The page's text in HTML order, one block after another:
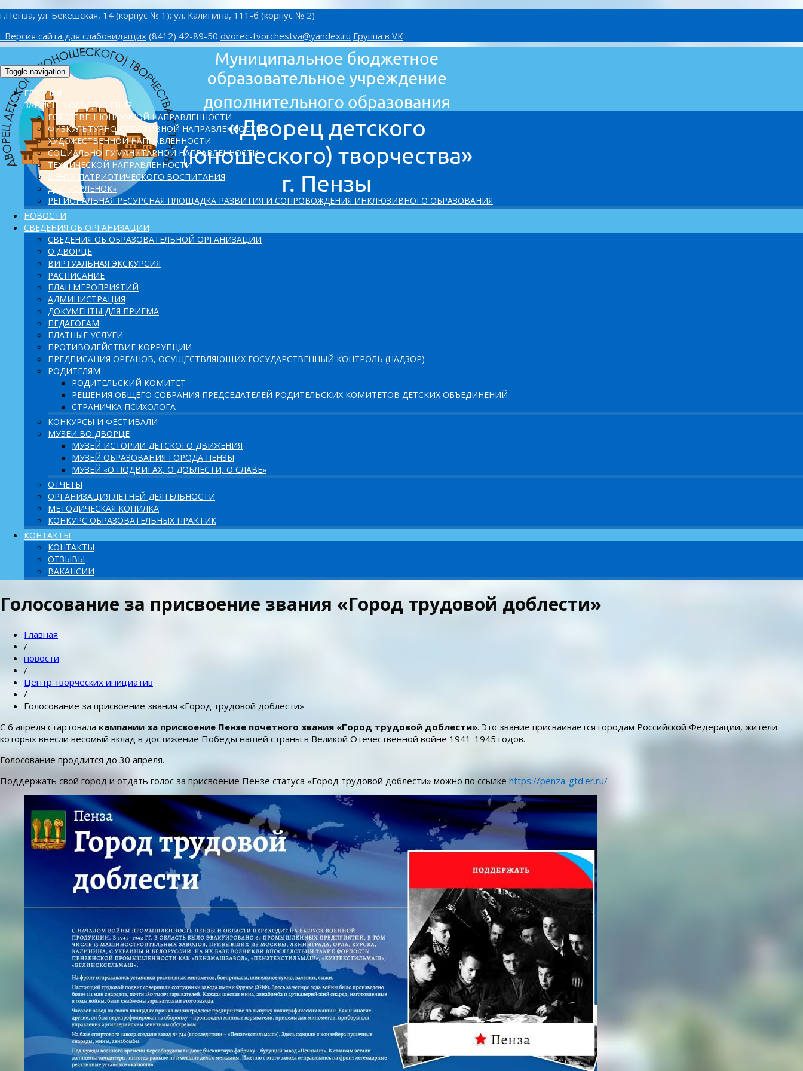
г.Пенза, ул. Бекешская, 14 (корпус № 1); ул. Калинина, 111-б (корпус № 2)
Версия сайта для слабовидящих (8412) 42-89-50 dvorec-tvorchestva@yandex.ru Группа в VK
Toggle navigation
ГЛАВНАЯ
ЗАПИСЬ В ОБЪЕДИНЕНИЯ
ЕСТЕСТВЕННОНАУЧНОЙ НАПРАВЛЕННОСТИ
ФИЗКУЛЬТУРНО-СПОРТИВНОЙ НАПРАВЛЕННОСТИ
ХУДОЖЕСТВЕННОЙ НАПРАВЛЕННОСТИ
СОЦИАЛЬНО-ГУМАНИТАРНОЙ НАПРАВЛЕННОСТИ
ТЕХНИЧЕСКОЙ НАПРАВЛЕННОСТИ
ЦЕНТР ПАТРИОТИЧЕСКОГО ВОСПИТАНИЯ
ДОЛ «ОРЛЕНОК»
PЕГИОНАЛЬНАЯ РЕСУРСНАЯ ПЛОЩАДКА РАЗВИТИЯ И СОПРОВОЖДЕНИЯ ИНКЛЮЗИВНОГО ОБРАЗОВАНИЯ
НОВОСТИ
СВЕДЕНИЯ ОБ ОРГАНИЗАЦИИ
СВЕДЕНИЯ ОБ ОБРАЗОВАТЕЛЬНОЙ ОРГАНИЗАЦИИ
О ДВОРЦЕ
ВИРТУАЛЬНАЯ ЭКСКУРСИЯ
РАСПИСАНИЕ
ПЛАН МЕРОПРИЯТИЙ
АДМИНИСТРАЦИЯ
ДОКУМЕНТЫ ДЛЯ ПРИЕМА
ПЕДАГОГАМ
ПЛАТНЫЕ УСЛУГИ
ПРОТИВОДЕЙСТВИЕ КОРРУПЦИИ
ПРЕДПИСАНИЯ ОРГАНОВ, ОСУЩЕСТВЛЯЮЩИХ ГОСУДАРСТВЕННЫЙ КОНТРОЛЬ (НАДЗОР)
РОДИТЕЛЯМ
РОДИТЕЛЬСКИЙ КОМИТЕТ
РЕШЕНИЯ ОБЩЕГО СОБРАНИЯ ПРЕДСЕДАТЕЛЕЙ РОДИТЕЛЬСКИХ КОМИТЕТОВ ДЕТСКИХ ОБЪЕДИНЕНИЙ
СТРАНИЧКА ПСИХОЛОГА
КОНКУРСЫ И ФЕСТИВАЛИ
МУЗЕИ ВО ДВОРЦЕ
МУЗЕЙ ИСТОРИИ ДЕТСКОГО ДВИЖЕНИЯ
МУЗЕЙ ОБРАЗОВАНИЯ ГОРОДА ПЕНЗЫ
МУЗЕЙ «О ПОДВИГАХ, О ДОБЛЕСТИ, О СЛАВЕ»
ОТЧЕТЫ
ОРГАНИЗАЦИЯ ЛЕТНЕЙ ДЕЯТЕЛЬНОСТИ
МЕТОДИЧЕСКАЯ КОПИЛКА
КОНКУРС ОБРАЗОВАТЕЛЬНЫХ ПРАКТИК
КОНТАКТЫ
КОНТАКТЫ
ОТЗЫВЫ
ВАКАНСИИ
Голосование за присвоение звания «Город трудовой доблести»
Главная
/
новости
/
Центр творческих инициатив
/
Голосование за присвоение звания «Город трудовой доблести»
С 6 апреля стартовала кампании за присвоение Пензе почетного звания «Город трудовой доблести». Это звание присваивается городам Российской Федерации, жители
которых внесли весомый вклад в достижение Победы нашей страны в Великой Отечественной войне 1941-1945 годов.
Голосование продлится до 30 апреля.
Поддержать свой город и отдать голос за присвоение Пензе статуса «Город трудовой доблести» можно по ссылке https://penza-gtd.er.ru/